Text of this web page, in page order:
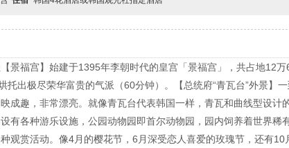
景福宫】始建于1395年李朝时代的皇宫「景福宫」，共占地12
托出极尽荣华富贵的气派（60分钟）。【总统府“青瓦台”外景】
成趣，非常漂亮。就像青瓦台代表韩国一样，青瓦和曲线型设计
有各种游乐设施，公园动物园即首尔动物园，园内饲养着世界
观赏活动。像4月的樱花节，6月深受恋人喜爱的玫瑰节，还有